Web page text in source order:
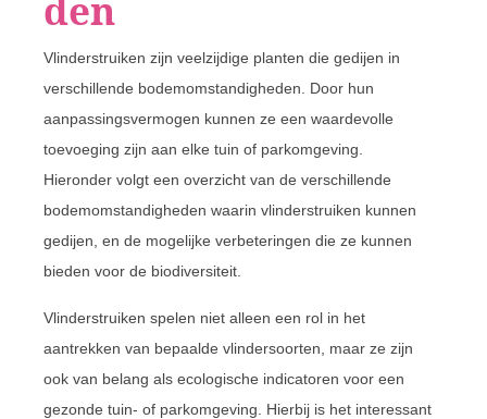
den
Vlinderstruiken zijn veelzijdige planten die gedijen in
verschillende bodemomstandigheden. Door hun
aanpassingsvermogen kunnen ze een waardevolle
toevoeging zijn aan elke tuin of parkomgeving.
Hieronder volgt een overzicht van de verschillende
bodemomstandigheden waarin vlinderstruiken kunnen
gedijen, en de mogelijke verbeteringen die ze kunnen
bieden voor de biodiversiteit.
Vlinderstruiken spelen niet alleen een rol in het
aantrekken van bepaalde vlindersoorten, maar ze zijn
ook van belang als ecologische indicatoren voor een
gezonde tuin- of parkomgeving. Hierbij is het interessant